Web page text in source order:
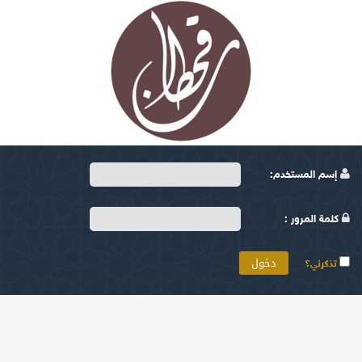
إسم المستخدم:
كلمة المرور :
تذكرني؟